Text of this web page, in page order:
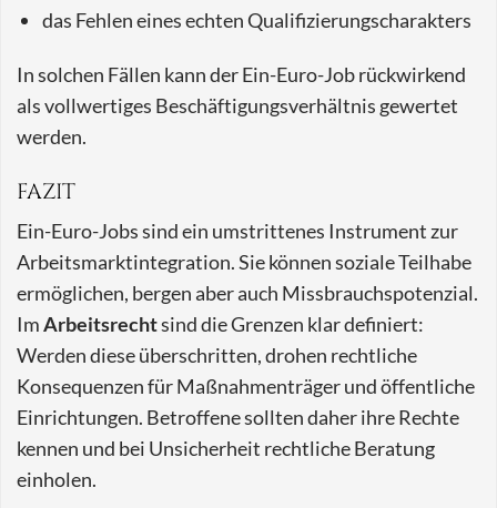
das Fehlen eines echten Qualifizierungscharakters
In solchen Fällen kann der Ein-Euro-Job rückwirkend
als vollwertiges Beschäftigungsverhältnis gewertet
werden.
FAZIT
Ein-Euro-Jobs sind ein umstrittenes Instrument zur
Arbeitsmarktintegration. Sie können soziale Teilhabe
ermöglichen, bergen aber auch Missbrauchspotenzial.
ImArbeitsrechtsind die Grenzen klar definiert:
Werden diese überschritten, drohen rechtliche
Konsequenzen für Maßnahmenträger und öffentliche
Einrichtungen. Betroffene sollten daher ihre Rechte
kennen und bei Unsicherheit rechtliche Beratung
einholen.